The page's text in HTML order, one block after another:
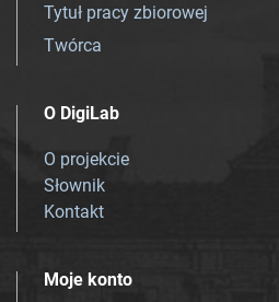
Tytuł pracy zbiorowej
Twórca
O DigiLab
O projekcie
Słownik
Kontakt
Moje konto